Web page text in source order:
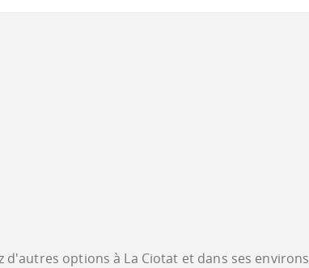
d'autres options à La Ciotat et dans ses environs